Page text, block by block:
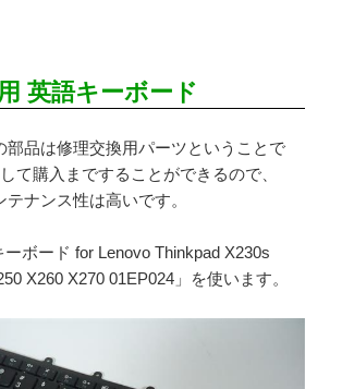
英語キーボード
部品は修理交換用パーツということで
て購入まですることができるので、
ナンス性は高いです。
ボード for Lenovo Thinkpad X230s
X260 X270 01EP024」を使います。